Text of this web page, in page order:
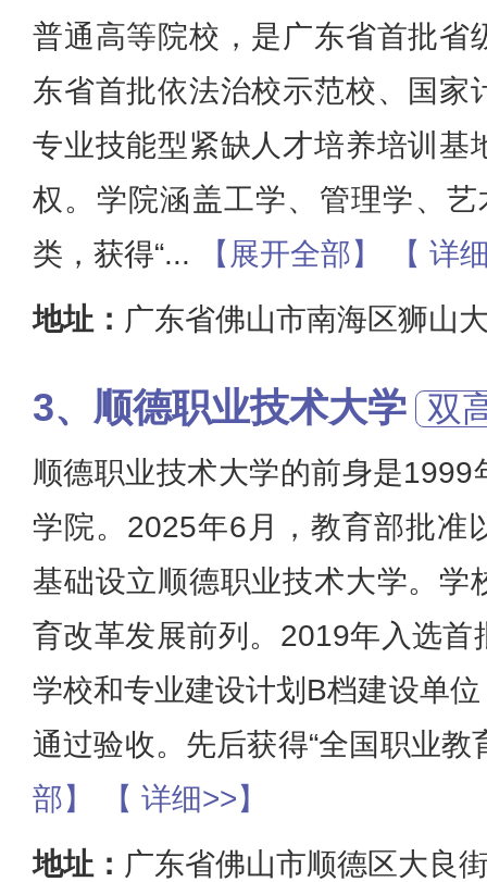
普通高等院校，是广东省首批省
东省首批依法治校示范校、国家
专业技能型紧缺人才培养培训基
权。学院涵盖工学、管理学、
类，获得“... 【展开全部】
【 详
地址： 广东省佛山市南海区狮山
顺德职业技术大学 双
顺德职业技术大学的前身是
学院。2025年6月，教育部批准
基础设立顺德职业技术大学。学
育改革发展前列。2019年入选首
学校和专业建设计划B档建设单位
通过验收。先后获得“全国职业教
部】
【 详细>>】
地址： 广东省佛山市顺德区大良